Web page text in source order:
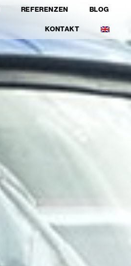
REFERENZEN BLOG
KONTAKT